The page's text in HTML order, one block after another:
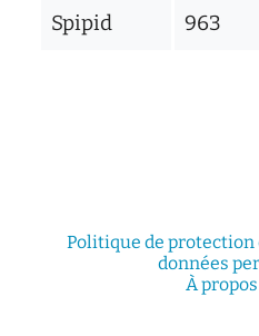
Spipid 963
Politique de protection
données
À